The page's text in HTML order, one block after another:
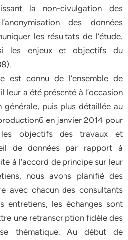
la non-divulgation des
des données
les résultats de l’étude.
les enjeux et objectifs du
est connu de l’ensemble de
leur a été présenté à l’occasion
générale, puis plus détaillée au
en janvier 2014 pour
objectifs des travaux et
de données par rapport à
à l’accord de principe sur leur
nous avons planifié des
avec chacun des consultants
entretiens, les échanges sont
une retranscription fidèle des
thématique. Au début de